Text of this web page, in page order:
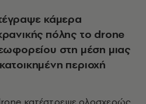
κάμερα
πόλης το drone
στη μέση μιας
περιοχή